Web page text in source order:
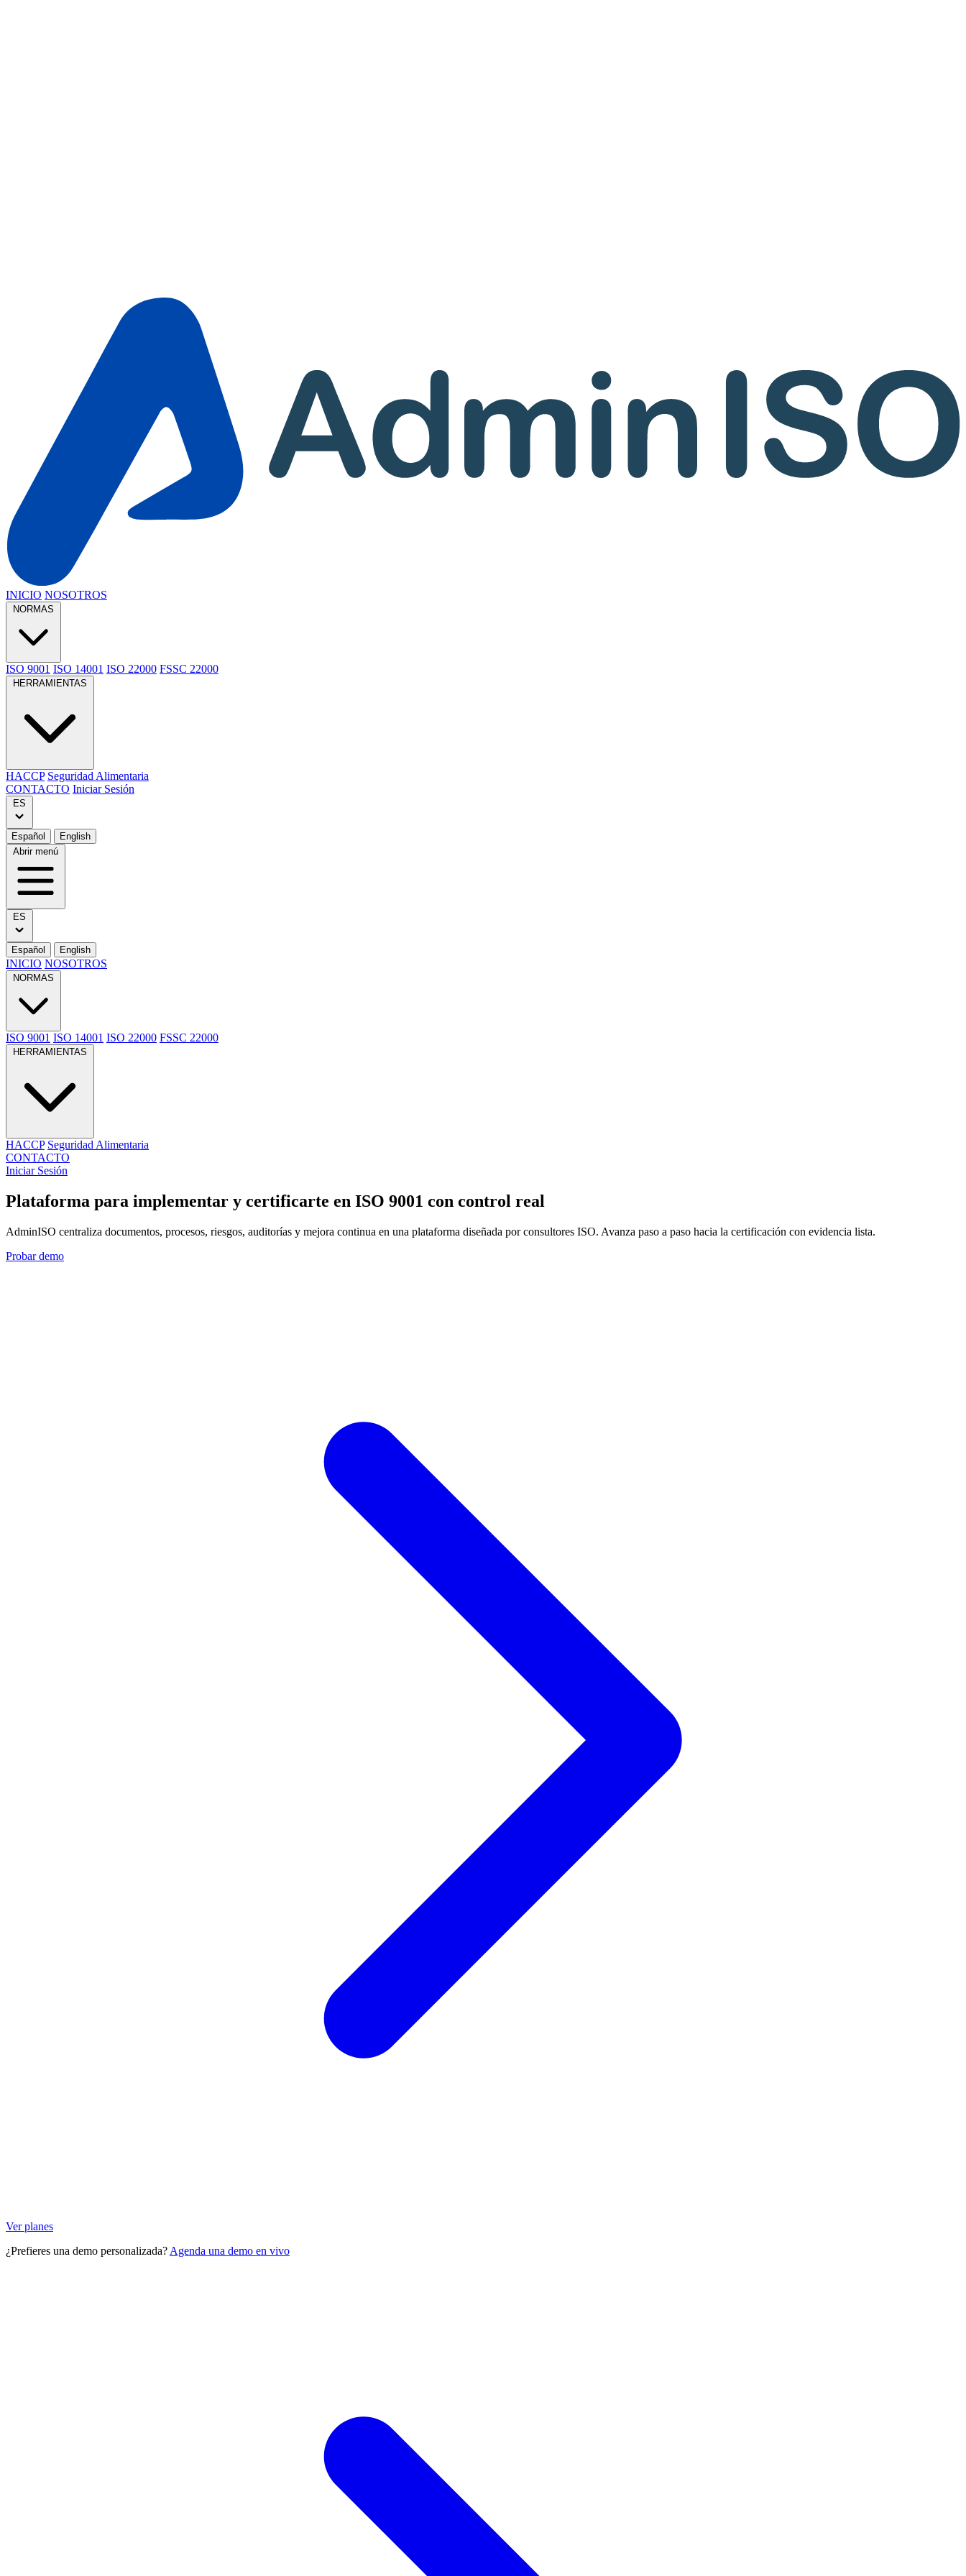
INICIO NOSOTROS
ISO 9001 ISO 14001 ISO 22000 FSSC 22000
HACCP Seguridad Alimentaria
CONTACTO Iniciar Sesión
ES
Español
English
Abrir menú
ES
Español English
INICIO NOSOTROS
NORMAS
ISO 9001 ISO 14001 ISO 22000 FSSC 22000
HERRAMIENTAS
HACCP Seguridad Alimentaria
CONTACTO
Iniciar Sesión
Plataforma para implementar y certificarte en ISO 9001 con control real
AdminISO centraliza documentos, procesos, riesgos, auditorías y mejora continua en una plataforma diseñada por consultores ISO. Avanza paso a paso hacia la certificación con evidencia lista.
Probar demo
Ver planes
¿Prefieres una demo personalizada? Agenda una demo en vivo